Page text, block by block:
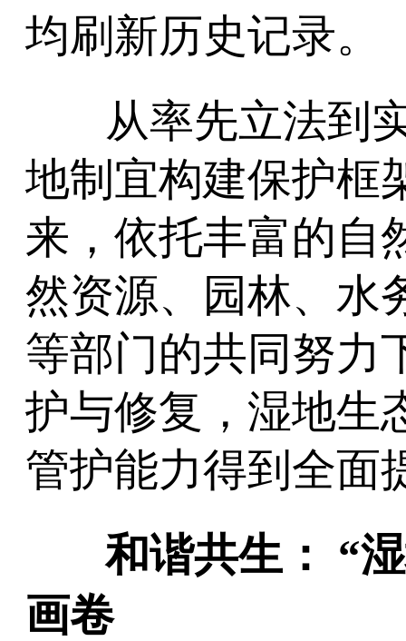
均刷新历史记录。
从率先立法到
地制宜构建保护框
来，依托丰富的自
然资源、园林、水
等部门的共同努力
护与修复，湿地生
管护能力得到全面
和谐共生： “
画卷